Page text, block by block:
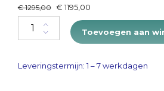
€1295,00 Original
price
was:
€ 1295,00.
€ 1195,00
price
is:
Filtreco Sieve 5 56x76x76H 40m³/
Toevoegen aan
Leveringstermijn: 1 – 7 werkdagen